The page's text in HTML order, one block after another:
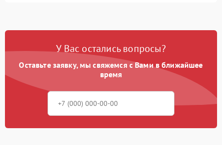
У Вас остались вопросы?
Оставьте заявку, мы свяжемся с Вами в ближайшее
время